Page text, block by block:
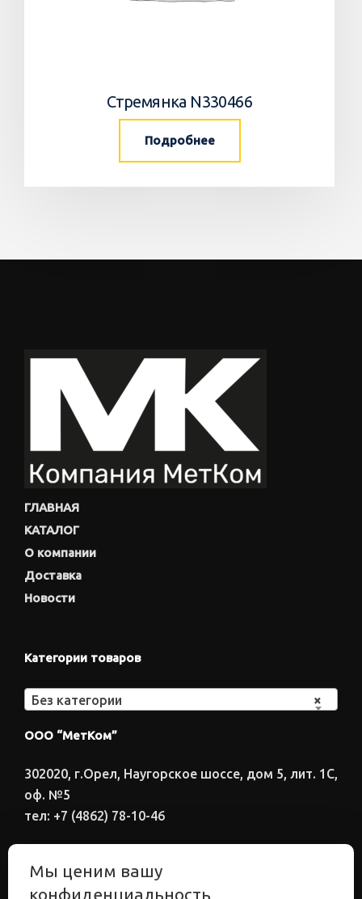
Стремянка N330466
Подробнее
ГЛАВНАЯ
КАТАЛОГ
О компании
Доставка
Новости
Категории товаров
×
Без категории
ООО “МетКом”
302020, г.Орел, Наугорское шоссе, дом 5, лит. 1С,
оф. №5
тел: +7 (4862) 78-10-46
Электронный адрес
Мы ценим вашу
конфиденциальность